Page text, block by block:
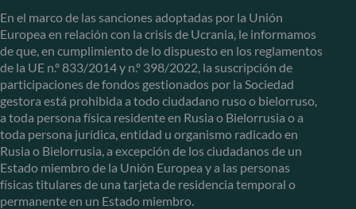
En el marco de las sanciones adoptadas por la Unión
Europea en relación con la crisis de Ucrania, le informamos
de que, en cumplimiento de lo dispuesto en los reglamentos
de la UE n.º 833/2014 y n.º 398/2022, la suscripción de
participaciones de fondos gestionados por la Sociedad
gestora está prohibida a todo ciudadano ruso o bielorruso,
a toda persona física residente en Rusia o Bielorrusia o a
toda persona jurídica, entidad u organismo radicado en
Rusia o Bielorrusia, a excepción de los ciudadanos de un
Estado miembro de la Unión Europea y a las personas
físicas titulares de una tarjeta de residencia temporal o
permanente en un Estado miembro.